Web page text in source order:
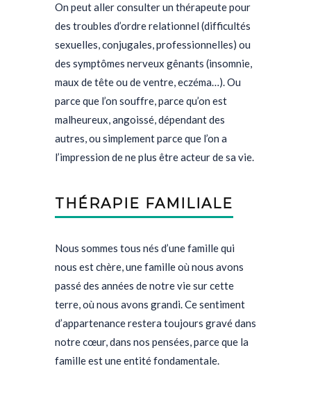
On peut aller consulter un thérapeute pour
des troubles d’ordre relationnel (difficultés
sexuelles, conjugales, professionnelles) ou
des symptômes nerveux gênants (insomnie,
maux de tête ou de ventre, eczéma…). Ou
parce que l’on souffre, parce qu’on est
malheureux, angoissé, dépendant des
autres, ou simplement parce que l’on a
l’impression de ne plus être acteur de sa vie.
THÉRAPIE FAMILIALE
Nous sommes tous nés d’une famille qui
nous est chère, une famille où nous avons
passé des années de notre vie sur cette
terre, où nous avons grandi. Ce sentiment
d’appartenance restera toujours gravé dans
notre cœur, dans nos pensées, parce que la
famille est une entité fondamentale.